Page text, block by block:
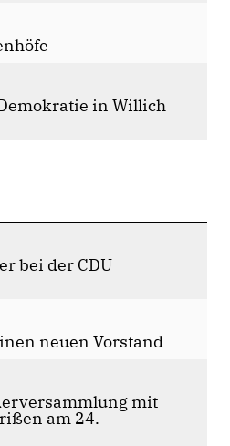
in Willich
bei der CDU
neuen Vorstand
mit
am 24.